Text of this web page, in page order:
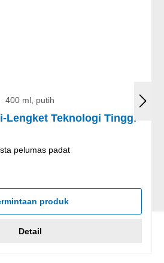
400 ml, putih
Lengket Teknologi Tinggi
pelumas padat
produk
Detail